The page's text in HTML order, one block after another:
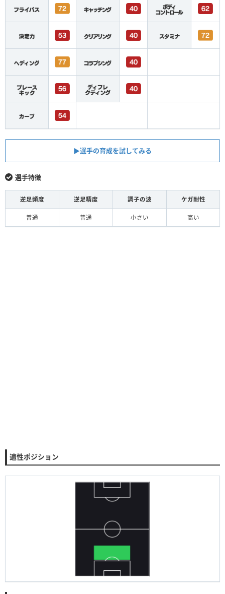
▶︎選手の育成を試してみる
選手特徴
逆足頻度 逆足精度 調子の波 ケガ耐性
普通 普通 小さい 高い
適性ポジション